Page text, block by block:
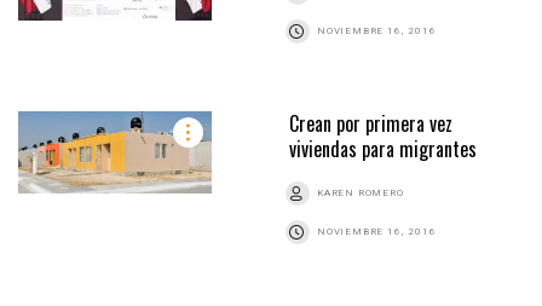
NOVIEMBRE 16, 2016
Crean por primera vez
viviendas para migrantes
KAREN ROMERO
NOVIEMBRE 16, 2016